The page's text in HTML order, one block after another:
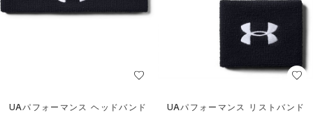
UAパフォーマンス ヘッドバンド
UAパフォーマンス リストバンド